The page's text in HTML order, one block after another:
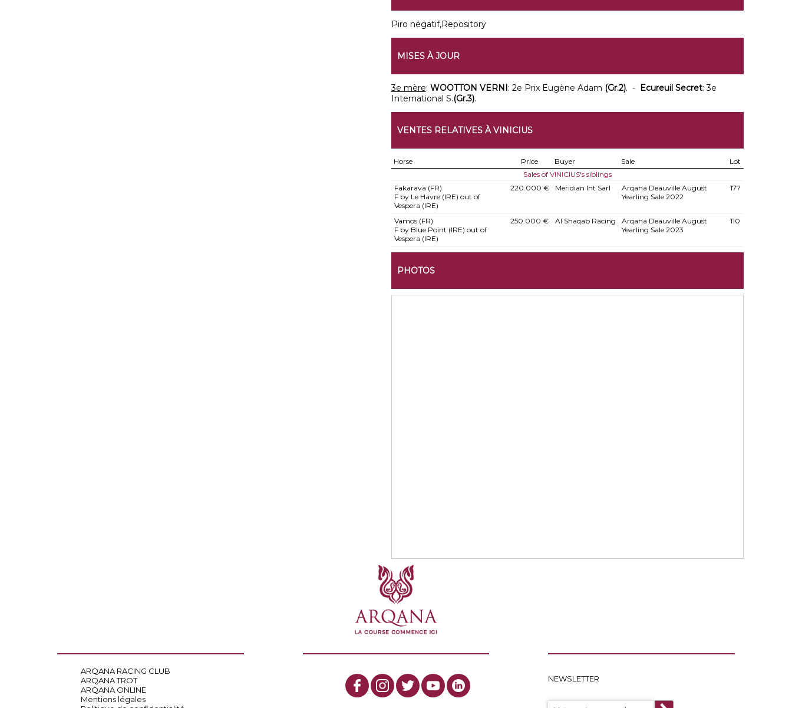
Piro négatif,Repository
MISES À JOUR
3e mère: WOOTTON VERNI: 2e Prix Eugène Adam (Gr.2). - Ecureuil Secret: 3e
International S.(Gr.3).
VENTES RELATIVES À VINICIUS
Horse Price Buyer Sale
Lot
Sales of VINICIUS's siblings
Fakarava (FR)
F by Le Havre (IRE) out of
Vespera (IRE)
220.000 € Meridian Int Sarl
Arqana Deauville August
Yearling Sale 2022
177
Vamos (FR)
F by Blue Point (IRE) out of
Vespera (IRE)
250.000 € Al Shaqab Racing
Arqana Deauville August
Yearling Sale 2023
110
PHOTOS
ARQANA RACING CLUB
ARQANA TROT
ARQANA ONLINE
Mentions légales
NEWSLETTER